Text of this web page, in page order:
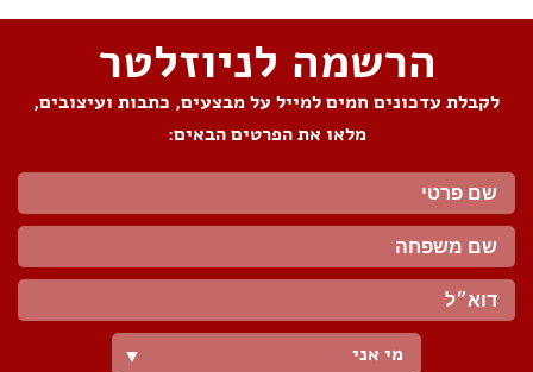
הרשמה לניוזלטר
לקבלת עדכונים חמים למייל על מבצעים, כתבות ועיצובים,
מלאו את הפרטים הבאים:
מי אני ▼